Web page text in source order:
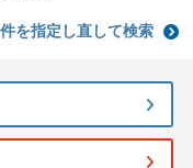
を指定し直して検索